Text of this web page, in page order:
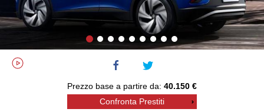
Prezzo base a partire da: 40.150 €
Confronta Prestiti